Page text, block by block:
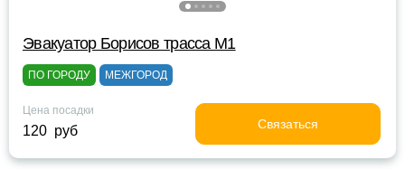
Эвакуатор Борисов трасса М1
ПО ГОРОДУ МЕЖГОРОД
Цена посадки
120 руб Связаться